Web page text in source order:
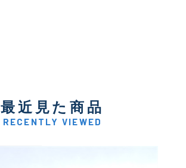
最近見た商品
RECENTLY VIEWED